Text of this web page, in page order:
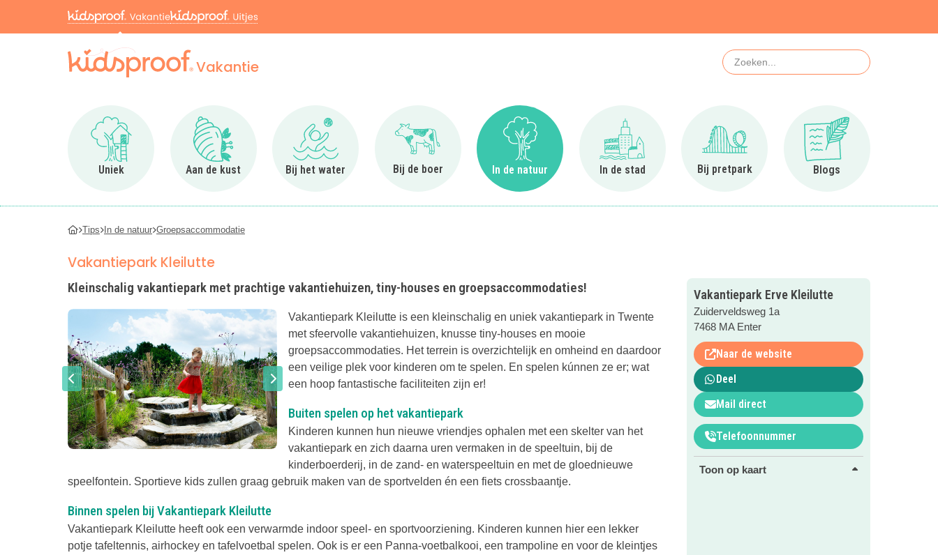
Vakantie Zoeken
Uniek
Ga naar Uniek
Aan de kust
Ga naar Aan de kust
Bij het water
Ga naar Bij het water
Bij de boer
Ga naar Bij de boer
In de natuur
Ga naar In de natuur
In de stad
Ga naar In de stad
Bij pretpark
Ga naar Bij pretpark
Blogs
Ga naar Blogs
Tips In de natuur Groepsaccommodatie
Vakantiepark Kleilutte
Kleinschalig vakantiepark met prachtige vakantiehuizen, tiny-houses en groepsaccommodaties!
Vakantiepark Kleilutte is een kleinschalig en uniek vakantiepark in Twente
met sfeervolle vakantiehuizen, knusse tiny-houses en mooie
groepsaccommodaties. Het terrein is overzichtelijk en omheind en daardoor
een veilige plek voor kinderen om te spelen. En spelen kúnnen ze er; wat
een hoop fantastische faciliteiten zijn er!
Buiten spelen op het vakantiepark
Kinderen kunnen hun nieuwe vriendjes ophalen met een skelter van het
vakantiepark en zich daarna uren vermaken in de speeltuin, bij de
kinderboerderij, in de zand- en waterspeeltuin en met de gloednieuwe
speelfontein. Sportieve kids zullen graag gebruik maken van de sportvelden én een fiets crossbaantje.
Binnen spelen bij Vakantiepark Kleilutte
Vakantiepark Kleilutte heeft ook een verwarmde indoor speel- en sportvoorziening. Kinderen kunnen hier een lekker
potje tafeltennis, airhockey en tafelvoetbal spelen. Ook is er een Panna-voetbalkooi, een trampoline en voor de kleintjes
Vakantiepark Erve Kleilutte
Zuiderveldsweg 1a
7468 MA Enter
Naar de website
Deel
Mail direct
Telefoonnummer
Toon op kaart